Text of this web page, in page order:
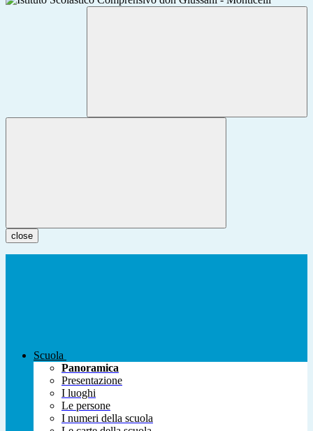
close
Scuola
Panoramica
Presentazione
I luoghi
Le persone
I numeri della scuola